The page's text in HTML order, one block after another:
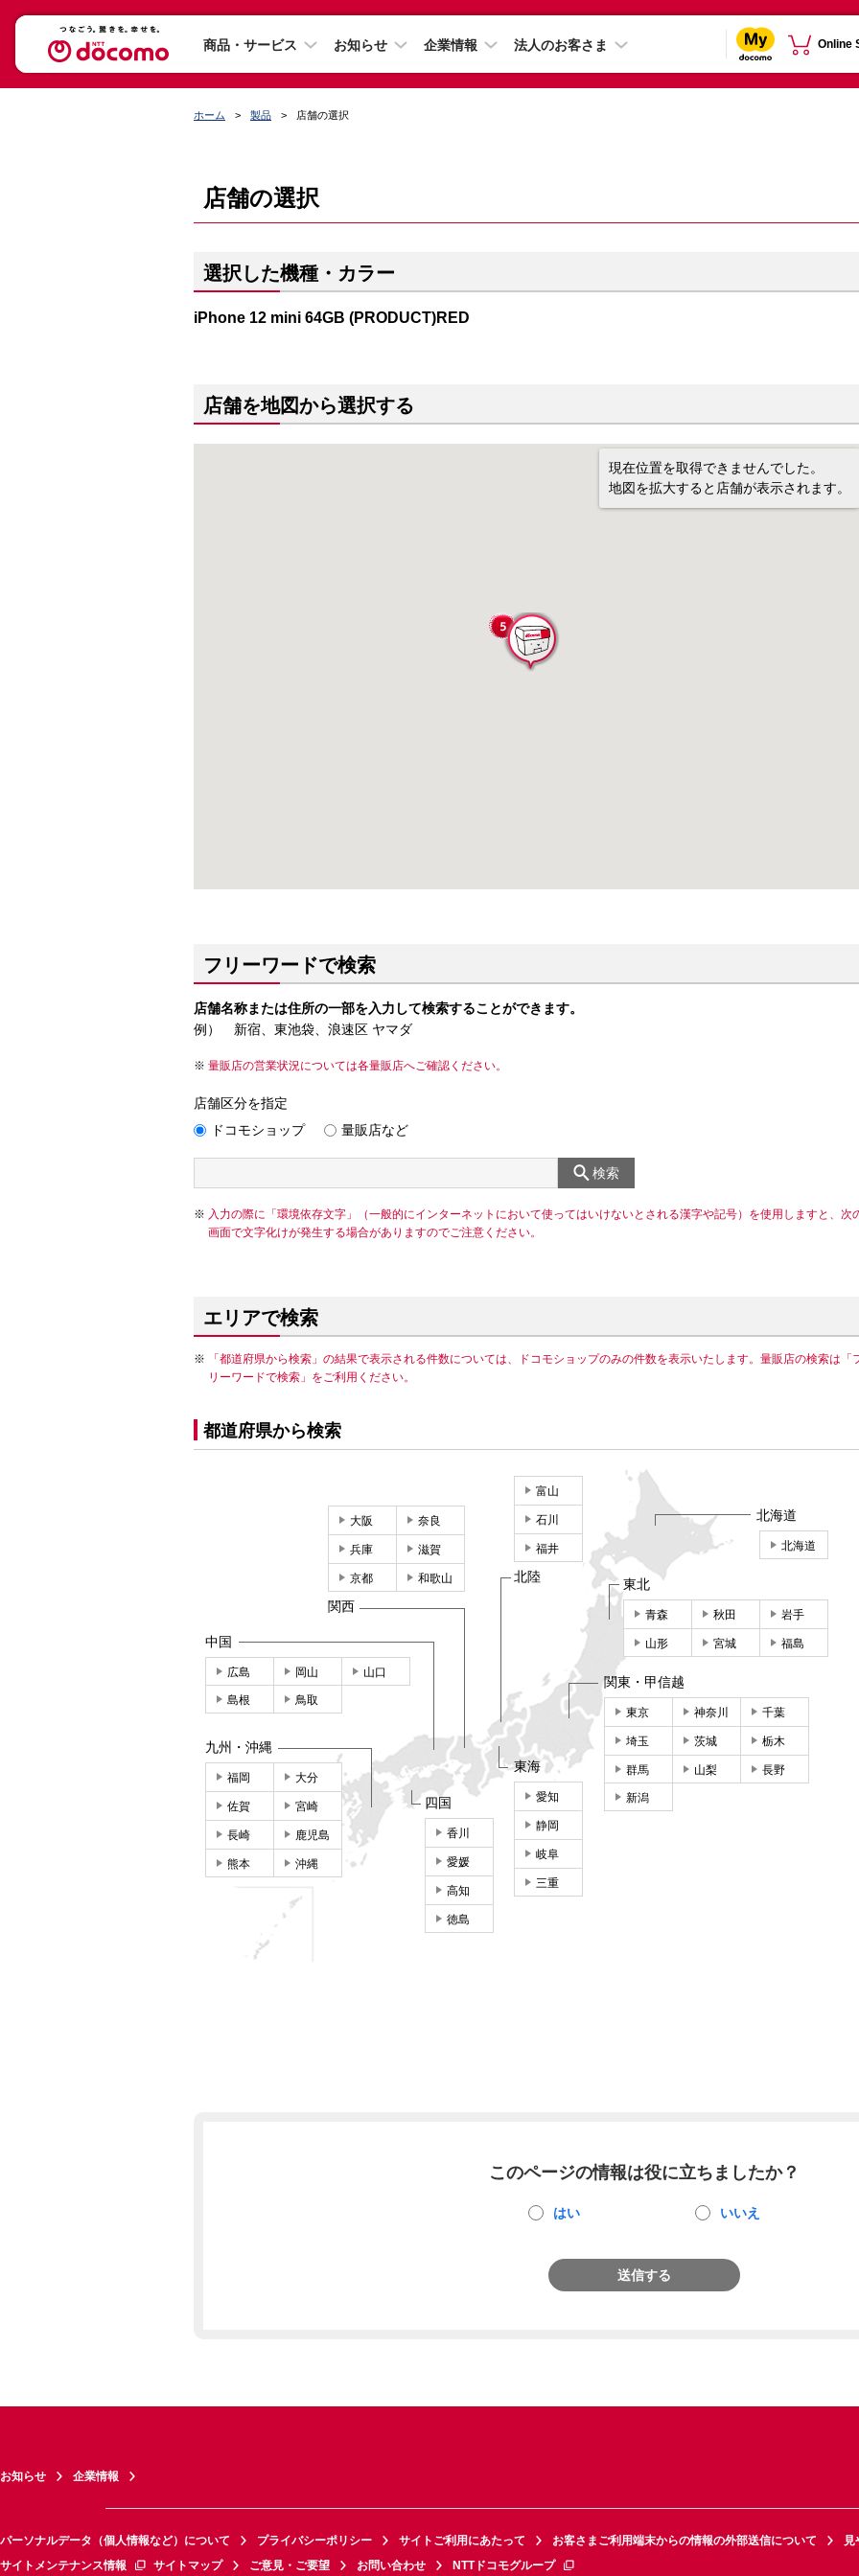
商品・サービス お知らせ 企業情報 法人のお客さま Online
ホーム 製品 店舗の選択
店舗の選択
選択した機種・カラー
iPhone 12 mini 64GB (PRODUCT)RED
店舗を地図から選択する
現在位置を取得できませんでした。
地図を拡大すると店舗が表示されます。
フリーワードで検索
店舗名称または住所の一部を入力して検索することができます。
例） 新宿、東池袋、浪速区 ヤマダ
量販店の営業状況については各量販店へご確認ください。
店舗区分を指定
ドコモショップ
量販店など
検索
入力の際に「環境依存文字」（一般的にインターネットにおいて使ってはいけないとされる漢字や記号）を使用しますと、次
画面で文字化けが発生する場合がありますのでご注意ください。
エリアで検索
「都道府県から検索」の結果で表示される件数については、ドコモショップのみの件数を表示いたします。量販店の検索は「
リーワードで検索」をご利用ください。
都道府県から検索
北海道
北海道
東北
青森 秋田 岩手
山形 宮城 福島
関東・甲信越
東京 神奈川 千葉
埼玉 茨城 栃木
群馬 山梨 長野
新潟
東海
愛知
静岡
岐阜
三重
富山
石川
福井
北陸
大阪 奈良
兵庫 滋賀
京都 和歌山
関西
中国
広島 岡山 山口
島根 鳥取
四国
香川
愛媛
高知
徳島
九州・沖縄
福岡 大分
佐賀 宮崎
長崎 鹿児島
熊本 沖縄
このページの情報は役に立ちましたか？
はい いいえ
送信する
お知らせ 企業情報
パーソナルデータ（個人情報など）について プライバシーポリシー サイトご利用にあたって お客さまご利用端末からの情報の外部送信について
見
サイトメンテナンス情報
サイトマップ ご意見・ご要望 お問い合わせ NTTドコモグループ